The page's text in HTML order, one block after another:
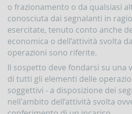
rivolte
alla
UIF
Segnalazioni
operazioni
sospette
(SOS)
o frazionamento o da qualsiasi
conosciuta dai segnalanti in
esercitate, tenuto conto anche
economica o dell’attività svolta
operazioni sono riferite.
Il sospetto deve fondarsi su una
di tutti gli elementi delle
soggettivi - a disposizione dei
nell'ambito dell’attività svolta